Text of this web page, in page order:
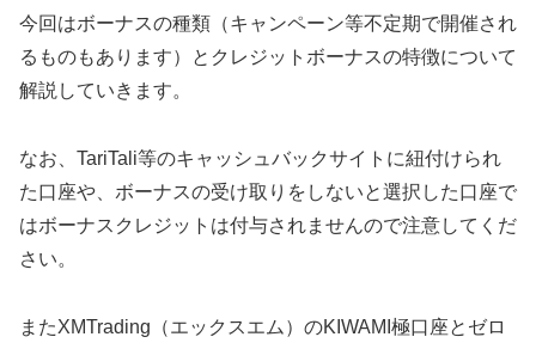
今回はボーナスの種類（キャンペーン等不定期で開催され
るものもあります）とクレジットボーナスの特徴について
解説していきます。
なお、TariTali等のキャッシュバックサイトに紐付けられ
た口座や、ボーナスの受け取りをしないと選択した口座で
はボーナスクレジットは付与されませんので注意してくだ
さい。
またXMTrading（エックスエム）のKIWAMI極口座とゼロ